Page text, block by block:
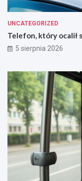
UNCATEGORIZED
Telefon, który ocalił
5 sierpnia 2026